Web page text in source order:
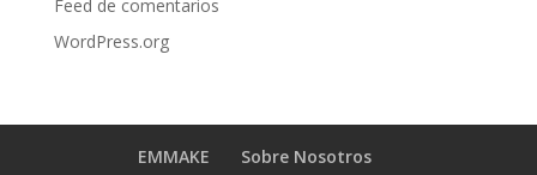
Feed de comentarios
WordPress.org
EMMAKE
Sobre Nosotros